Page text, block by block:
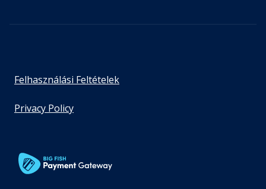
Felhasználási Feltételek
Privacy Policy